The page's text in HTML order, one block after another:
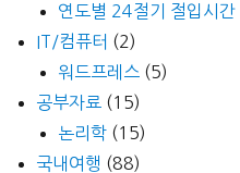
연도별 24절기 절입시간
IT/컴퓨터 (2)
워드프레스 (5)
공부자료 (15)
논리학 (15)
국내여행 (88)